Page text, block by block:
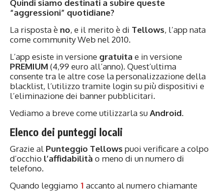
Quindi siamo destinati a subire queste
“aggressioni” quotidiane?
La risposta è no, e il merito è di Tellows, l’app nata
come community Web nel 2010.
L’app esiste in versione gratuita e in versione
PREMIUM (4,99 euro all’anno). Quest’ultima
consente tra le altre cose la personalizzazione della
blacklist, l’utilizzo tramite login su più dispositivi e
l’eliminazione dei banner pubblicitari.
Vediamo a breve come utilizzarla suAndroid.
Elenco dei punteggi locali
Grazie al Punteggio Tellows puoi verificare a colpo
d’occhio l’affidabilità o meno di un numero di
telefono.
Quando leggiamo 1 accanto al numero chiamante